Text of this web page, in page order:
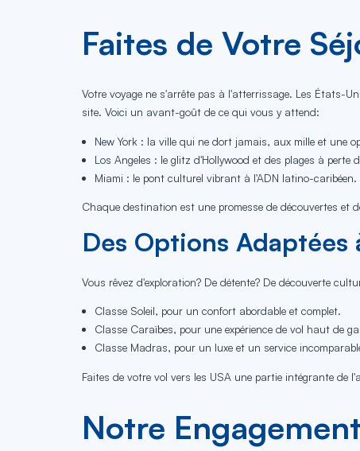
Faites de Votre
Votre voyage ne s'arrête pas à l'atterrissage. Les États-
site. Voici un avant-goût de ce qui vous y attend:
New York : la ville qui ne dort jamais, aux mille et une
Los Angeles : le glitz d'Hollywood et des plages à perte
Miami : le pont culturel vibrant à l'ADN latino-caribéen.
Chaque destination est une promesse de découvertes et
Des Options Adaptées
Vous rêvez d'exploration? De détente? De découverte
Classe Soleil, pour un confort abordable et complet.
Classe Caraïbes, pour une expérience de vol haut de
Classe Madras, pour un luxe et un service
Faites de votre vol vers les USA une partie intégrante de
Notre